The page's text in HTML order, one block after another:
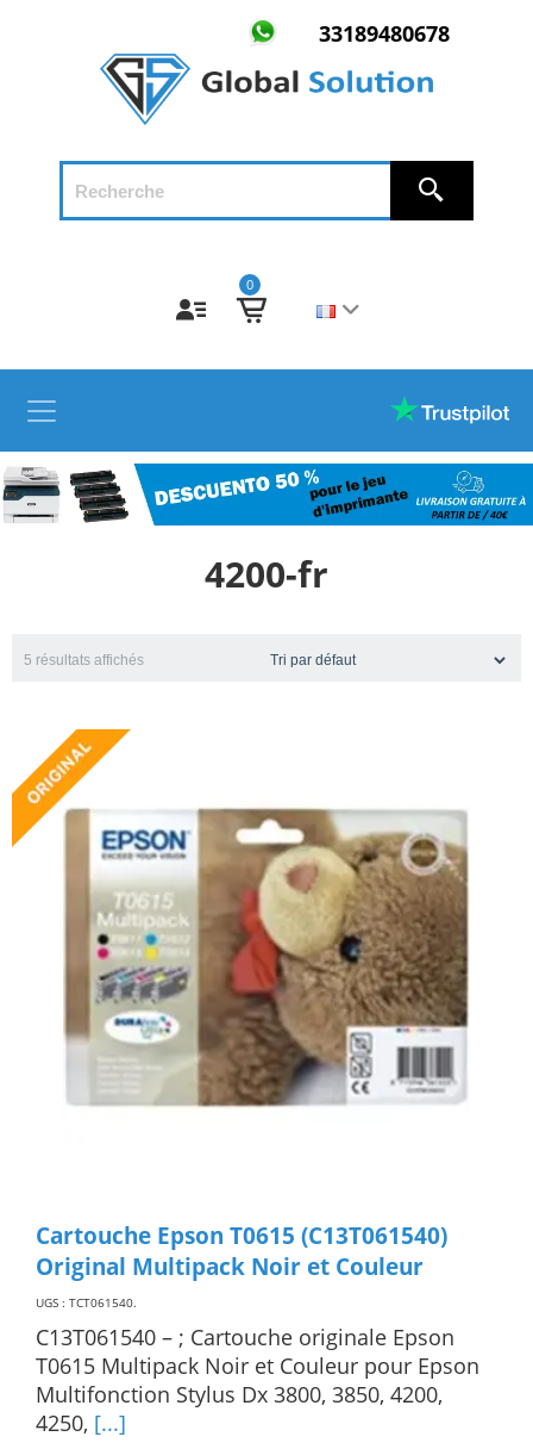
33189480678
0
4200-fr
5 résultats affichés
Cartouche Epson T0615 (C13T061540)
Original Multipack Noir et Couleur
UGS : TCT061540.
C13T061540 – ; Cartouche originale Epson
T0615 Multipack Noir et Couleur pour Epson
Multifonction Stylus Dx 3800, 3850, 4200,
4250, [...]